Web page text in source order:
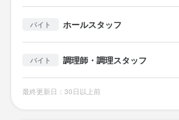
バイト ホールスタッフ
バイト 調理師・調理スタッフ
最終更新日：30日以上前